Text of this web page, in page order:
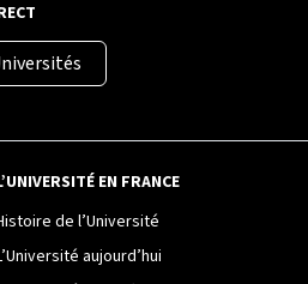
EN FRANCE
de l’Université
aujourd’hui